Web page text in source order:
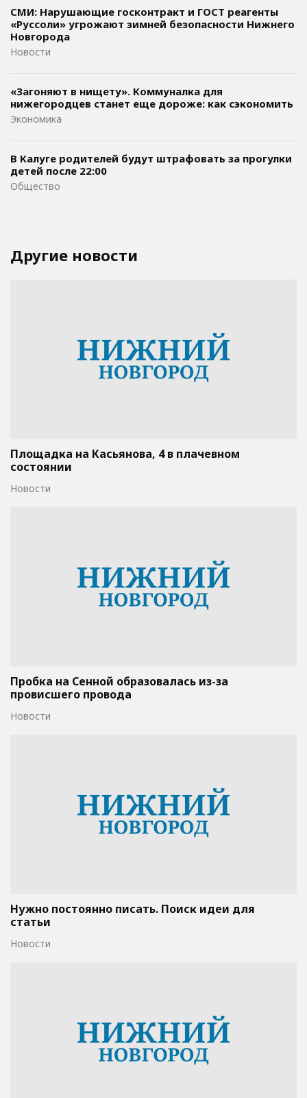
СМИ: Нарушающие госконтракт и ГОСТ реагенты
«Руссоли» угрожают зимней безопасности Нижнего
Новгорода
Новости
«Загоняют в нищету». Коммуналка для
нижегородцев станет еще дороже: как сэкономить
Экономика
В Калуге родителей будут штрафовать за прогулки
детей после 22:00
Общество
Другие новости
Площадка на Касьянова, 4 в плачевном
состоянии
Новости
Пробка на Сенной образовалась из-за
провисшего провода
Новости
Нужно постоянно писать. Поиск идеи для
статьи
Новости